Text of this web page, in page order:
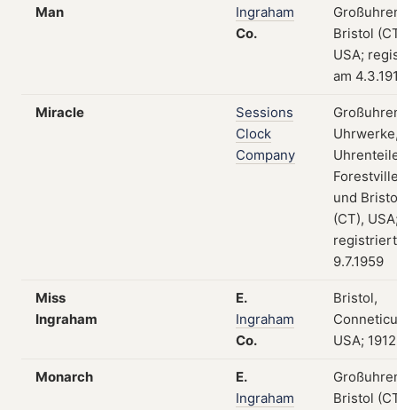
Man
Ingraham
Co.
Bristol
USA;
am
Miracle
Sessions
Clock
Company
und
(CT),
9.7.1959
Miss
Ingraham
E.
Ingraham
Co.
Bristol,
USA;
Monarch
E.
Ingraham
Bristol